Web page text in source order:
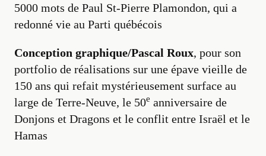
5000 mots de Paul St-Pierre Plamondon, qui a
redonné vie au Parti québécois
Conception graphique/Pascal Roux, pour son
portfolio de réalisations sur une épave vieille de
150 ans qui refait mystérieusement surface au
large de Terre-Neuve, le 50e anniversaire de
Donjons et Dragons et le conflit entre Israël et le
Hamas